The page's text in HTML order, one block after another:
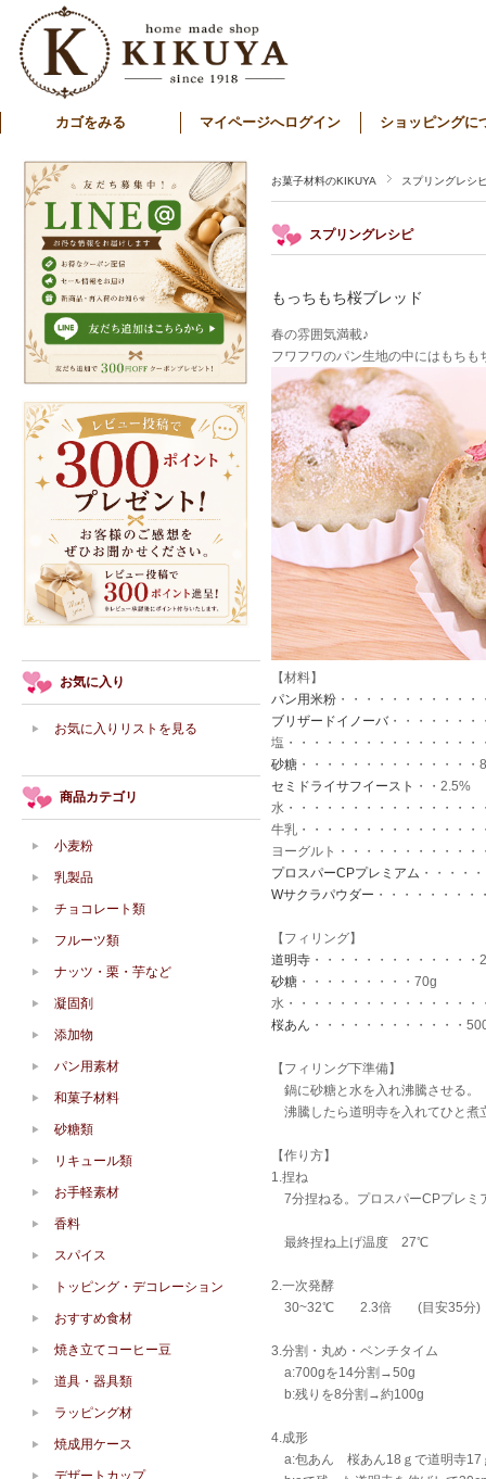
カゴをみる マイページへログイン ショッピングに
お菓子材料のKIKUYA スプリングレシ
スプリングレシピ
もっちもち桜ブレッド
春の雰囲気満載♪
フワフワのパン生地の中にはもち
【材料】
パン用米粉 ・・・・・・・・・・・
ブリザードイノーバ・・・・・・・
塩・・・・・・・・・・・・・・・
砂糖 ・・・・・・・・・・・・・・
セミドライサフイースト ・・2.5%
水・・・・・・・・・・・・・・・
牛乳・・・・・・・・・・・・・・
ヨーグルト・・・・・・・・・・・
プロスパーCPプレミアム ・・・・
Wサクラパウダー ・・・・・・・・
【フィリング】
道明寺 ・・・・・・・・・・・・・
砂糖 ・・・・・・・・・70g
水・・・・・・・・・・・・・・・
桜あん ・・・・・・・・・・・・
【フィリング下準備】
鍋に砂糖と水を入れ沸騰させる。
沸騰したら道明寺を入れてひと
【作り方】
1.捏ね
7分捏ねる。プロスパーCPプレミ
最終捏ね上げ温度 27℃
2.一次発酵
30~32℃ 2.3倍 (目安35分)
3.分割・丸め・ベンチタイム
a:700gを14分割→50g
b:残りを8分割→約100g
4.成形
a:包あん 桜あん18ｇで道明寺17
お気に入り
お気に入りリストを見る
商品カテゴリ
小麦粉
乳製品
チョコレート類
フルーツ類
ナッツ・栗・芋など
凝固剤
添加物
パン用素材
和菓子材料
砂糖類
リキュール類
お手軽素材
香料
スパイス
トッピング・デコレーション
おすすめ食材
焼き立てコーヒー豆
道具・器具類
ラッピング材
焼成用ケース
デザートカップ